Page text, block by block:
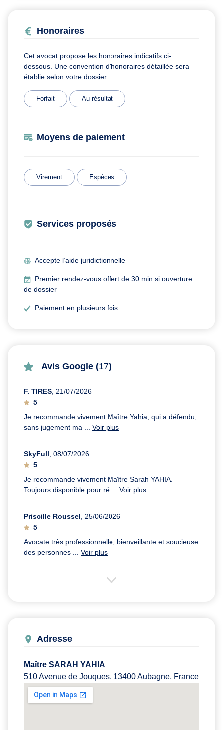
Honoraires
Cet avocat propose les honoraires indicatifs ci-
dessous. Une convention d'honoraires détaillée sera
établie selon votre dossier.
Forfait Au résultat
Moyens de paiement
Virement Espèces
Services proposés
Accepte l’aide juridictionnelle
Premier rendez-vous offert de 30 min si ouverture
de dossier
Paiement en plusieurs fois
Avis Google (17)
F. TIRES, 21/07/2026
5
Je recommande vivement Maître Yahia, qui a défendu,
sans jugement ma ... Voir plus
SkyFull, 08/07/2026
5
Je recommande vivement Maître Sarah YAHIA.
Toujours disponible pour ré ... Voir plus
Priscille Roussel, 25/06/2026
5
Avocate très professionnelle, bienveillante et soucieuse
des personnes ... Voir plus
Adresse
Maître SARAH YAHIA
510 Avenue de Jouques, 13400 Aubagne, France